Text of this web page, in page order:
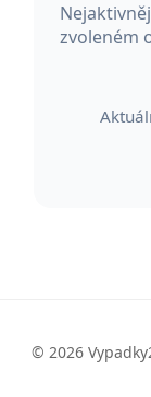
zvoleném
© 2026